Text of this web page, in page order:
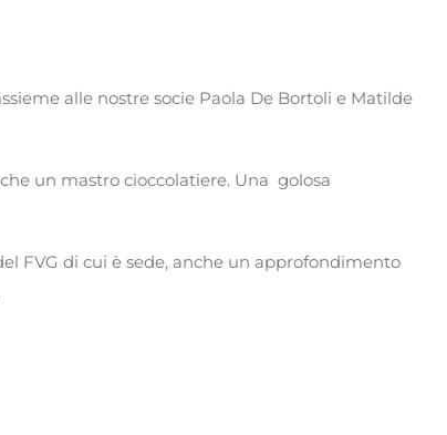
alle nostre socie Paola De Bortoli e Matilde
un mastro cioccolatiere. Una golosa
FVG di cui è sede, anche un approfondimento